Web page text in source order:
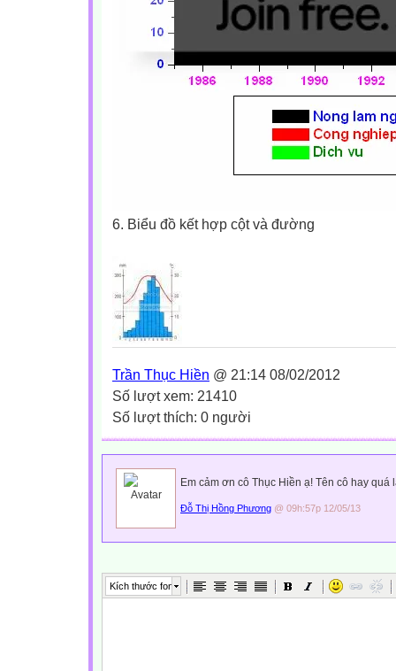
6. Biểu đồ kết hợp cột và đường
Trần Thục Hiền @ 21:14 08/02/2012
Số lượt xem: 21410
Số lượt thích: 0 người
Em cảm ơn cô Thục Hiền ạ! Tên cô hay quá
Đỗ Thị Hồng Phương @ 09h:57p 12/05/13
Kích thước font